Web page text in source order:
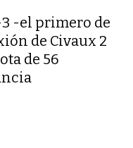
-el primero de
de Civaux 2
de 56